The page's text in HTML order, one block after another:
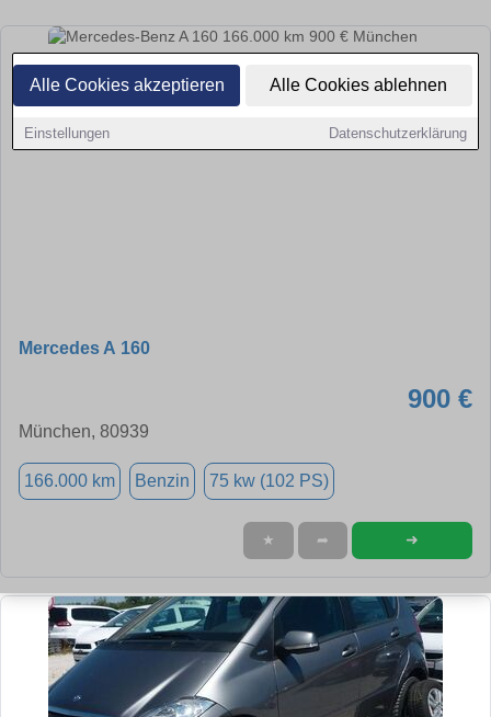
Alle Cookies akzeptieren Alle Cookies ablehnen
Einstellungen Datenschutzerklärung
Mercedes A 160
900 €
München, 80939
166.000 km Benzin 75 kw (102 PS)
★ ➦ ➜